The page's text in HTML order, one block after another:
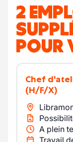
2
POUR
Chef
(H/F/X)
A plein
Travail